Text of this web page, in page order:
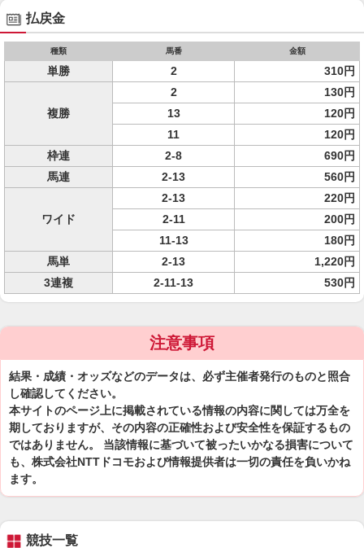
払戻金
種類 馬番 金額
単勝 2 310円
複勝
2
130円
13
120円
11
120円
枠連
2-8
690円
馬連
2-13 560円
ワイド
2-13
220円
2-11
200円
11-13
180円
馬単
2-13
1,220円
3連複
2-11-13 530円
注意事項
結果・成績・オッズなどのデータは、必ず主催者発行のものと照合
し確認してください。
本サイトのページ上に掲載されている情報の内容に関しては万全を
期しておりますが、その内容の正確性および安全性を保証するもの
ではありません。 当該情報に基づいて被ったいかなる損害について
も、株式会社NTTドコモおよび情報提供者は一切の責任を負いかね
ます。
競技一覧